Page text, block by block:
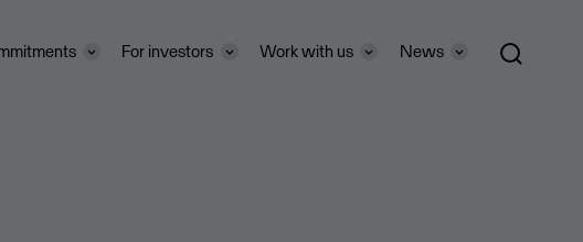
For investors Work with us News